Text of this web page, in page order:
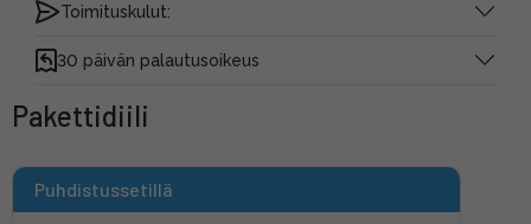
Toimituskulut:
30 päivän palautusoikeus
Pakettidiili
Puhdistussetillä